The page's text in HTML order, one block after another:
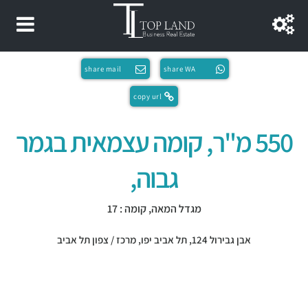
share WA
share mail
copy url
550 מ"ר, קומה עצמאית בגמר
גבוה,
מגדל המאה, קומה : 17
אבן גבירול 124, תל אביב יפו, מרכז / צפון תל אביב